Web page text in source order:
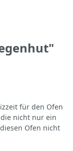
für den Ofen
nicht nur ein
Ofen nicht